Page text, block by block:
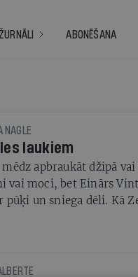
ŽURNĀLI ABONĒŠANA
NAGLE
laukiem
apbraukāt džipā
vai moci, bet Einārs
pūķi un sniega dēli. Kā